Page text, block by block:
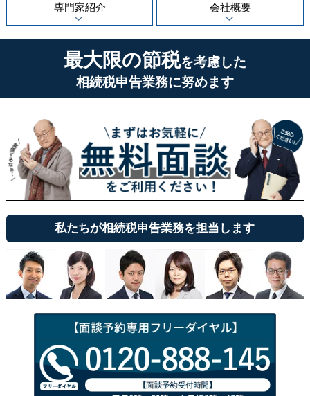
専門家紹介 会社概要
最大限の節税を考慮した
相続税申告業務に努めます
私たちが相続税申告業務を担当します